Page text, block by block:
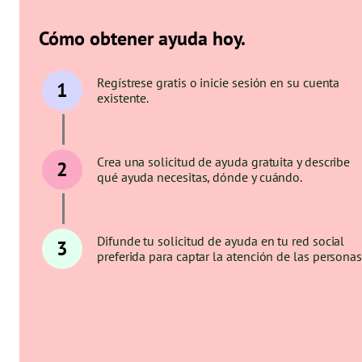
Cómo obtener ayuda hoy.
1
Regístrese gratis o inicie sesión en su cuenta
existente.
2
Crea una solicitud de ayuda gratuita y describe
qué ayuda necesitas, dónde y cuándo.
3
Difunde tu solicitud de ayuda en tu red social
preferida para captar la atención de las